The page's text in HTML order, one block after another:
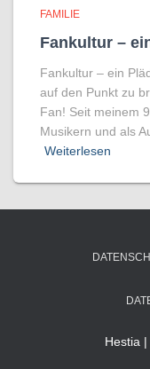
FAMILIE
Fankultur –
Fankultur – ein
auf den Punkt zu
Fan! Seit meinem
Musikern und als
Weiterlesen
Hestia